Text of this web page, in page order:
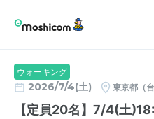
ウォーキング
2026/7/4(土) 東京都（台
【定員20名】7/4(土